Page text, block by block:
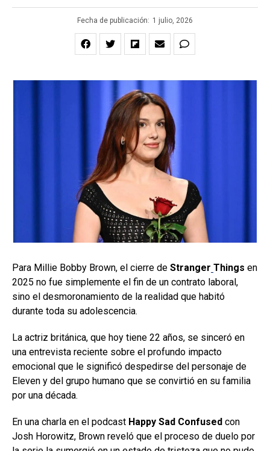
Fecha de publicación: 1 julio, 2026
Para Millie Bobby Brown, el cierre de Stranger Things en
2025 no fue simplemente el fin de un contrato laboral,
sino el desmoronamiento de la realidad que habitó
durante toda su adolescencia.
La actriz británica, que hoy tiene 22 años, se sinceró en
una entrevista reciente sobre el profundo impacto
emocional que le significó despedirse del personaje de
Eleven y del grupo humano que se convirtió en su familia
por una década.
En una charla en el podcast Happy Sad Confused con
Josh Horowitz, Brown reveló que el proceso de duelo por